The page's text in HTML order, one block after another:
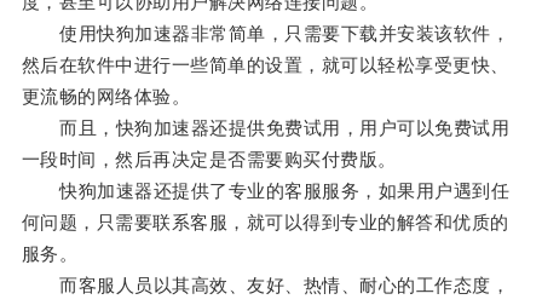
使用快狗加速器非常简单，只需要下载并安装该软件，
然后在软件中进行一些简单的设置，就可以轻松享受更快、
更流畅的网络体验。
而且，快狗加速器还提供免费试用，用户可以免费试用
一段时间，然后再决定是否需要购买付费版。
快狗加速器还提供了专业的客服服务，如果用户遇到任
何问题，只需要联系客服，就可以得到专业的解答和优质的
服务。
而客服人员以其高效、友好、热情、耐心的工作态度，